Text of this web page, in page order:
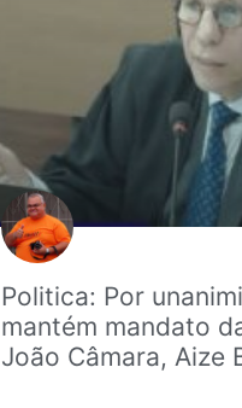
Politica: Por
mantém mandato
João Câmara, Aize